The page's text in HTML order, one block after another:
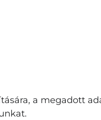
a megadott